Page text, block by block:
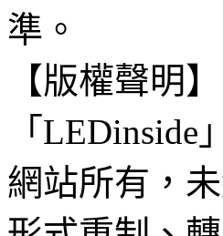
準。
【版權聲明】
「
網站所有，